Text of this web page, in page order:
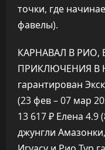
точки, где
фавелы).
КАРНАВАЛ В
ПРИКЛЮЧЕНИЯ В
гарантирован
(23 фев – 07 мар
13 617 ₽ Елена 4.9
джунгли